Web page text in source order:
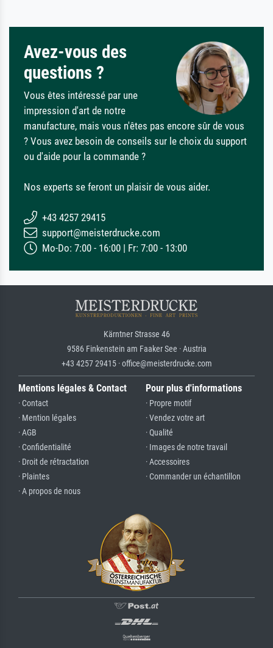
Avez-vous des
questions ?
Vous êtes intéressé par une
impression d'art de notre
manufacture, mais vous n'êtes pas encore sûr de vous
? Vous avez besoin de conseils sur le choix du support
ou d'aide pour la commande ?
Nos experts se feront un plaisir de vous aider.
+43 4257 29415
support@meisterdrucke.com
Mo-Do: 7:00 - 16:00 | Fr: 7:00 - 13:00
Kärntner Strasse 46
9586 Finkenstein am Faaker See · Austria
+43 4257 29415 · office@meisterdrucke.com
Mentions légales & Contact
· Contact
· Mention légales
· AGB
· Confidentialité
· Droit de rétractation
· Plaintes
· A propos de nous
Pour plus d'informations
· Propre motif
· Vendez votre art
· Qualité
· Images de notre travail
· Accessoires
· Commander un échantillon